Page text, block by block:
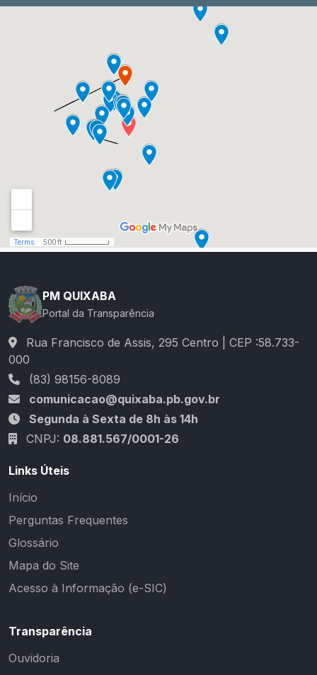
PM QUIXABA
Portal da Transparência
Rua Francisco de Assis, 295 Centro | CEP :58.733-
000
(83) 98156-8089
comunicacao@quixaba.pb.gov.br
Segunda à Sexta de 8h às 14h
CNPJ: 08.881.567/0001-26
Links Úteis
Início
Perguntas Frequentes
Glossário
Mapa do Site
Acesso à Informação (e-SIC)
Transparência
Ouvidoria